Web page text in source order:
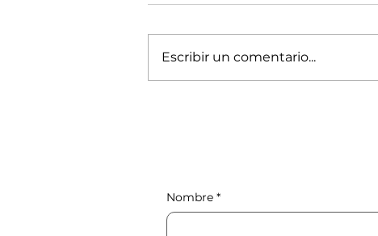
Escribir un comentario...
Nombre *